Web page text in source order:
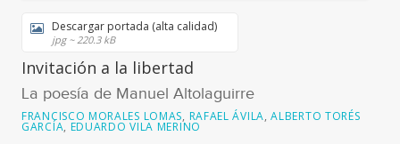
Descargar portada (alta calidad)
jpg ~ 220.3 kB
Invitación a la libertad
La poesía de Manuel Altolaguirre
FRANCISCO MORALES LOMAS, RAFAEL ÁVILA,ALBERTO TORÉS
GARCÍA, EDUARDO VILA MERINO